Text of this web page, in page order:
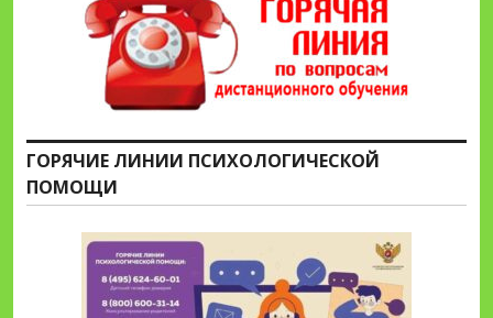
ГОРЯЧИЕ ЛИНИИ ПСИХОЛОГИЧЕСКОЙ
ПОМОЩИ